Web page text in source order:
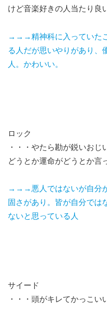
けど音楽好きの人当たり良
→→→精神科に入っていた
る人だが思いやりがあり、
人。かわいい。
ロック
・・・やたら勘が鋭いお
どうとか運命がどうとか言
→→→悪人ではないが自分
固さがあり。皆が自分では
ないと思っている人
サイード
・・・頭がキレてかっこい